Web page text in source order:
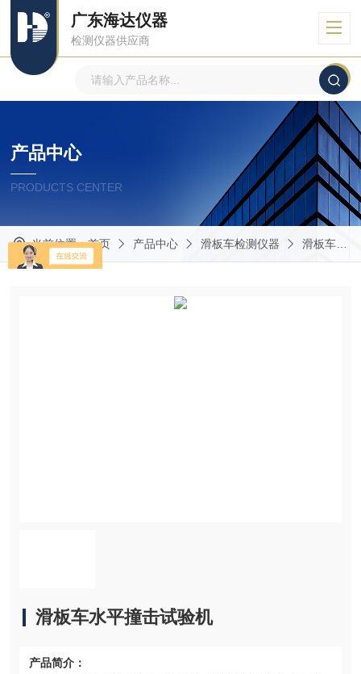
广东海达仪器
检测仪器供应商
产品中心
PRODUCTS CENTER
当前位置：首页 产品中心 滑板车检测仪器 滑板车水平撞击试验机
滑板车水平撞击试验机
产品简介：